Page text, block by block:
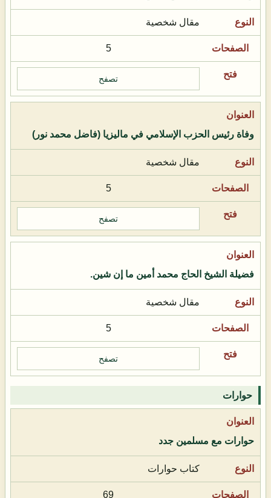
مقال شخصية
5
تصفح
وفاة رئيس الحزب الإسلامي في ماليزيا (فاضل محمد نور)
مقال شخصية
5
تصفح
فضيلة الشيخ الحاج محمد أمين ما إن شين.
مقال شخصية
5
تصفح
حوارات
حوارات مع مسلمين جدد
كتاب حوارات
69